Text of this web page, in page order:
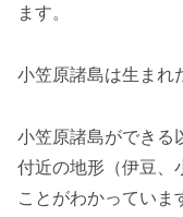
ます。
小笠原諸島は生まれ
小笠原諸島ができる
付近の地形（伊豆、
ことがわかっていま